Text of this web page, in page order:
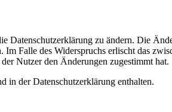
Datenschutzerklärung zu ändern. Die
Falle des Widerspruchs erlischt das
Nutzer den Änderungen zugestimmt hat.
in der Datenschutzerklärung enthalten.